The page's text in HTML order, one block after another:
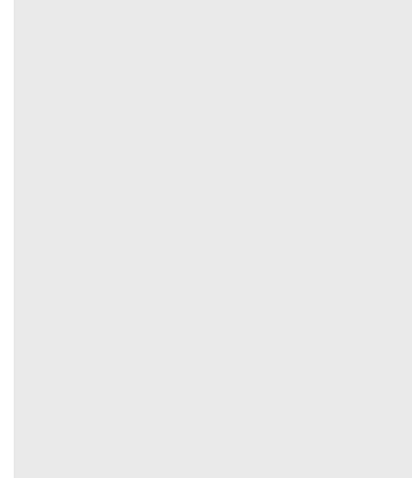
JL. Nusa Dua
Udayana No. 1, Lingk. Perarudan Kel. Jimbaran Kec. Kuta Selatan
No.52, Jimbaran, Kec. Kuta Sel., Kabupaten Badung, Bali
No. 100X Kuta Badung
Blahkiuh
12 Pelaga
Nomor 53
1A 45
Nusa Dua
53
22D